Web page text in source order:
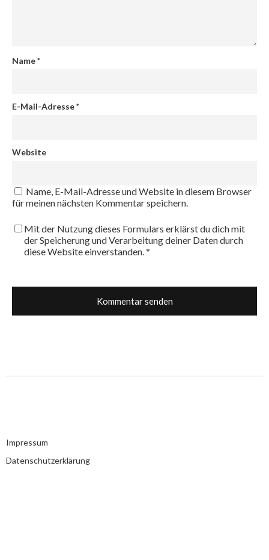
Name*
E-Mail-Adresse*
Website
Name, E-Mail-Adresse und Website in diesem Browser
für meinen nächsten Kommentar speichern.
Mit der Nutzung dieses Formulars erklärst du dich mit
der Speicherung und Verarbeitung deiner Daten durch
diese Website einverstanden. *
Impressum
Datenschutzerklärung